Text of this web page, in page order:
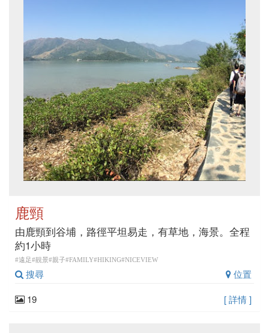
鹿頸
由鹿頸到谷埔，路徑平坦易走，有草地，海景。全程
約1小時
#遠足#靚景#親子#FAMILY#HIKING#NICEVIEW
搜尋
位置
19
[ 詳情 ]